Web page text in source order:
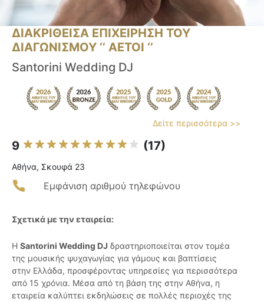
ΔΙΑΚΡΙΘΕΙΣΑ ΕΠΙΧΕΙΡΗΣΗ ΤΟΥ
ΔΙΑΓΩΝΙΣΜΟΥ ‘’ ΑΕΤΟΙ ‘’
Santorini Wedding DJ
Δείτε περισσότερα >>
9 (17)
Αθήνα, Σκουφά 23
Εμφάνιση αριθμού τηλεφώνου
Σχετικά με την εταιρεία:
Η Santorini Wedding DJ δραστηριοποιείται στον τομέα
της μουσικής ψυχαγωγίας για γάμους και βαπτίσεις
στην Ελλάδα, προσφέροντας υπηρεσίες για περισσότερα
από 15 χρόνια. Μέσα από τη βάση της στην Αθήνα, η
εταιρεία καλύπτει εκδηλώσεις σε πολλές περιοχές της